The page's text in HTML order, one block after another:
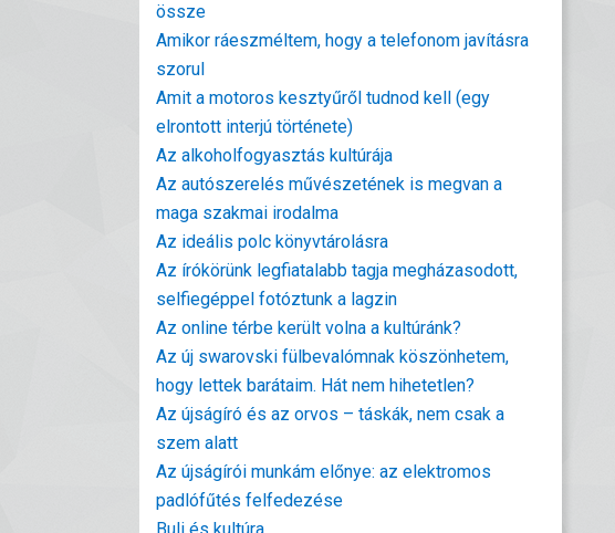
össze
Amikor ráeszméltem, hogy a telefonom javításra
szorul
Amit a motoros kesztyűről tudnod kell (egy
elrontott interjú története)
Az alkoholfogyasztás kultúrája
Az autószerelés művészetének is megvan a
maga szakmai irodalma
Az ideális polc könyvtárolásra
Az írókörünk legfiatalabb tagja megházasodott,
selfiegéppel fotóztunk a lagzin
Az online térbe került volna a kultúránk?
Az új swarovski fülbevalómnak köszönhetem,
hogy lettek barátaim. Hát nem hihetetlen?
Az újságíró és az orvos – táskák, nem csak a
szem alatt
Az újságírói munkám előnye: az elektromos
padlófűtés felfedezése